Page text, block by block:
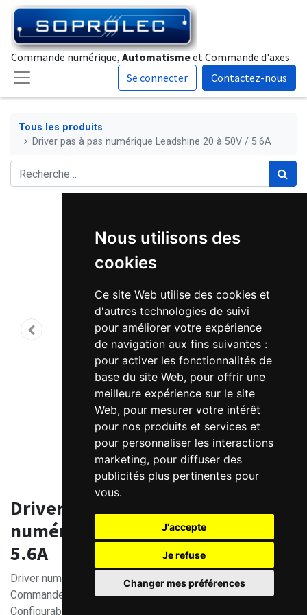
Nous utilisons des
cookies
Ce site Web utilise des cookies et
d'autres technologies de suivi
pour améliorer votre expérience
de navigation aux fins suivantes :
pour activer les fonctionnalités de
base du site Web, pour offrir une
meilleure expérience sur le site
Web, pour mesurer votre intérêt
pour nos produits et services et
pour personnaliser les interactions
marketing, pour diffuser des
publicités plus pertinentes pour
vous.
J'accepte
Je refuse
Changer mes préférences
Commande numérique, Automatismeet Commande d'axes
Se connecter
Contactez-nous
Tous les produits
Driver pas à pas numérique Leadshine 20 à 50V / 5.6A
Driver pas à pas
numérique Leadshine 20 à 50V /
5.6A
Driver numérique moteur pas à pas 20 à 50V / 5.6A
Commande: signaux pulses/direction
Configurable par micro-switches.